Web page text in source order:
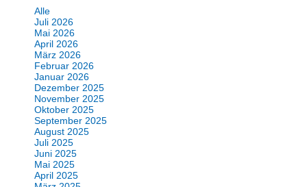
Alle
Juli 2026
Mai 2026
April 2026
März 2026
Februar 2026
Januar 2026
Dezember 2025
November 2025
Oktober 2025
September 2025
August 2025
Juli 2025
Juni 2025
Mai 2025
April 2025